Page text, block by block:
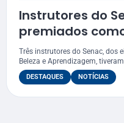
Instrutores do
premiados
educação
Três instrutores do Senac, dos
Beleza e Aprendizagem,
DESTAQUES NOTÍCIAS